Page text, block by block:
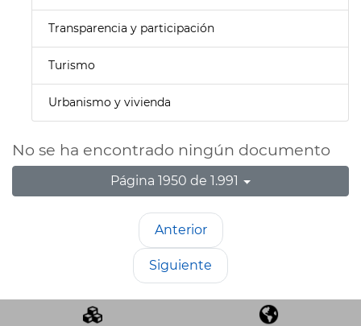
Transparencia y participación
Turismo
Urbanismo y vivienda
No se ha encontrado ningún documento
Página 1950 de 1.991
Anterior
Siguiente